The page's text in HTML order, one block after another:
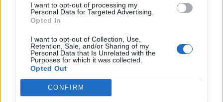
I want to opt-out of processing my
Personal Data for Targeted Advertising.
Opted In
I want to opt-out of Collection, Use,
Retention, Sale, and/or Sharing of my
Personal Data that Is Unrelated with the
Purposes for which it was collected.
Opted Out
CONFIRM
15 Febbraio 2023
Confapi Varese e carabinieri insieme
per la sicurezza informatica
Varese
Palace Hotel